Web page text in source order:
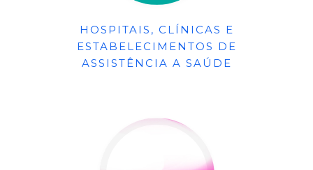
HOSPITAIS, CLÍNICAS E
ESTABELECIMENTOS DE
ASSISTÊNCIA A SAÚDE